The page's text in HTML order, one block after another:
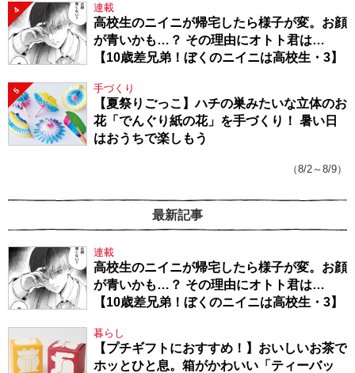
4 連載
高校生のニイニが帰宅したら様子が変。お顔
が青いかも…？ その理由にオトト君は…
【10歳差兄弟！ぼくのニイニは高校生・3】
5 手づくり
【夏祭りごっこ】ハチの巣みたいな立体のお
花「でんぐり紙の花」を手づくり！ 暑い日
はおうちで楽しもう
（8/2～8/9）
最新記事
連載
高校生のニイニが帰宅したら様子が変。お顔
が青いかも…？ その理由にオトト君は…
【10歳差兄弟！ぼくのニイニは高校生・3】
暮らし
【プチギフトにおすすめ！】おいしいお茶で
ホッとひと息。箱がかわいい「ティーバッ